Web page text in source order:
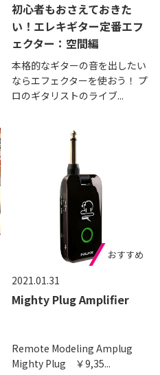
初心者もおさえておきた
い！エレキギター定番エフ
ェクター：空間編
本格的なギターの音を出したい
ならエフェクターを使おう！ プ
ロのギタリストのライブ...
2021.01.31
Mighty Plug Amplifier
Remote Modeling Amplug
Mighty Plug ￥9,35...
おすすめ